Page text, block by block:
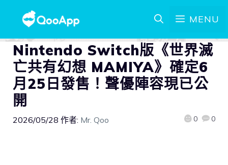
MENU
Nintendo Switch版《世界滅
亡共有幻想 MAMIYA》確定6
月25日發售！聲優陣容現已公
開
2026/05/28 作者: Mr. Qoo 0 0